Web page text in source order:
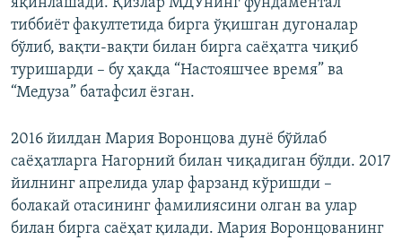
тиббиёт факултетида бирга ўқишган дугоналар
бўлиб, вақти-вақти билан бирга саёҳатга чиқиб
туришарди – бу ҳақда “Настояшчее время” ва
“Медуза” батафсил ёзган.
2016 йилдан Мария Воронцова дунё бўйлаб
саёҳатларга Нагорний билан чиқадиган бўлди. 2017
йилнинг апрелида улар фарзанд кўришди –
болакай отасининг фамилиясини олган ва улар
билан бирга саёҳат қилади. Мария Воронцованинг